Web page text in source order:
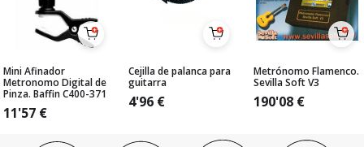
Mini Afinador
Metronomo Digital de
Pinza. Baffin C400-371
11'57 €
Cejilla de palanca para
guitarra
4'96 €
Metrónomo Flamenco.
Sevilla Soft V3
190'08 €